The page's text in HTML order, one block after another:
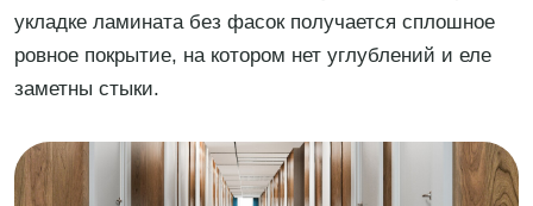
укладке ламината без фасок получается сплошное
ровное покрытие, на котором нет углублений и еле
заметны стыки.